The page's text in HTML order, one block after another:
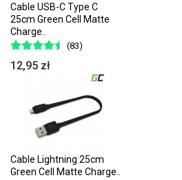
Cable USB-C Type C
25cm Green Cell Matte
Charge..
(83)
12,95 zł
Cable Lightning 25cm
Green Cell Matte Charge..